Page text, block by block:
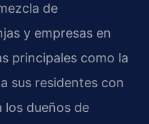
de
y empresas en
principales como la
sus residentes con
los dueños de